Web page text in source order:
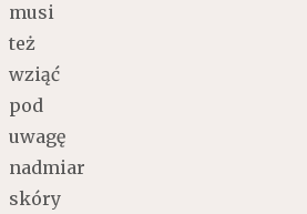
musi
też
wziąć
pod
uwagę
nadmiar
skóry